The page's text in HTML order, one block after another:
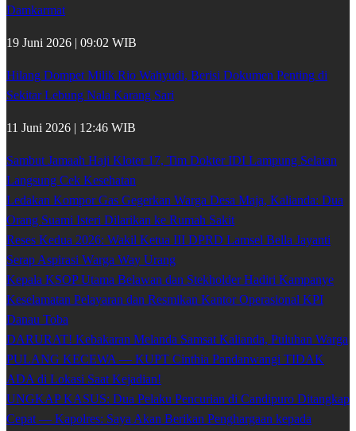
Damkarmat
19 Juni 2026 | 09:02 WIB
Hilang Dompet Milik Rio Wahyudi, Berisi Dokumen Penting di
Sekitar Lebung Nala Karang Sari
11 Juni 2026 | 12:46 WIB
Sambut Jamaah Haji Kloter 17, Tim Dokter IDI Lampung Selatan
Langsung Cek Kesehatan
Ledakan Kompor Gas Gegerkan Warga Desa Maja, Kalianda: Dua
Orang Suami Isteri Dilarikan ke Rumah Sakit
Reses Kedua 2026: Wakil Ketua III DPRD Lamsel Bella Jayanti
Serap Aspirasi Warga Way Urang
Kepala KSOP Utama Belawan dan Stekholder Hadiri Kampanye
Keselamatan Pelayaran dan Resmikan Kantor Operasional KPI
Danau Toba
DARURAT! Kebakaran Melanda Samsat Kalianda, Puluhan Warga
PULANG KECEWA — KUPT Cinthia Pandanwangi TIDAK
ADA di Lokasi Saat Kejadian!
UNGKAP KASUS: Dua Pelaku Pencurian di Candipuro Ditangkap
Cepat — Kapolres: Saya Akan Berikan Penghargaan kepada